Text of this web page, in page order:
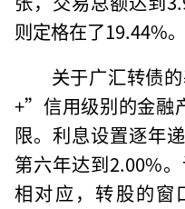
则定格在了19.44%。
关于广汇转债
+”信用级别的金融
限。利息设置逐年
第六年达到2.00%
相对应，转股的窗